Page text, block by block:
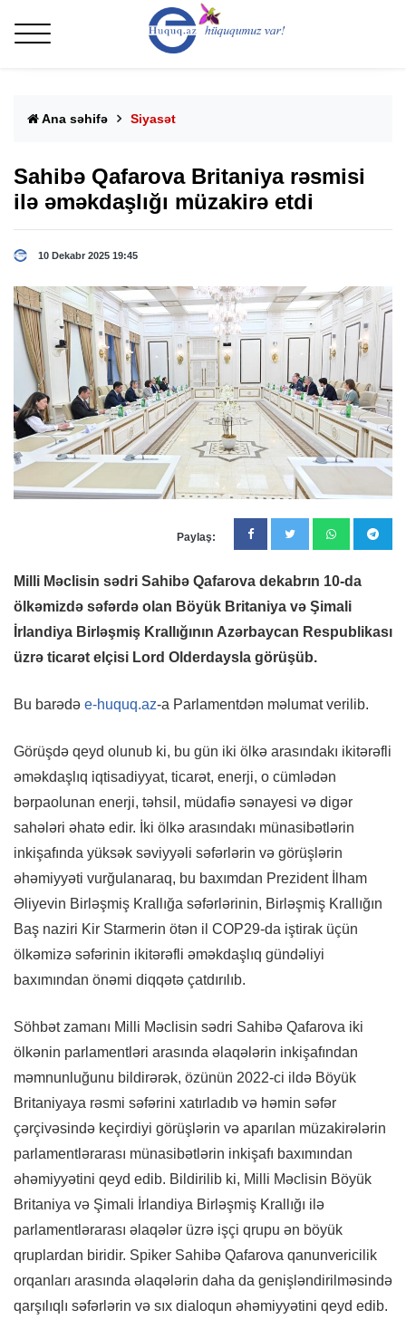
Ana səhifə Siyasət
Sahibə Qafarova Britaniya rəsmisi
ilə əməkdaşlığı müzakirə etdi
10 Dekabr 2025 19:45
Paylaş:
Milli Məclisin sədri Sahibə Qafarova dekabrın 10-da
ölkəmizdə səfərdə olan Böyük Britaniya və Şimali
İrlandiya Birləşmiş Krallığının Azərbaycan Respublikası
üzrə ticarət elçisi Lord Olderdaysla görüşüb.
Bu barədə e-huquq.az-a Parlamentdən məlumat verilib.
Görüşdə qeyd olunub ki, bu gün iki ölkə arasındakı ikitərəfli
əməkdaşlıq iqtisadiyyat, ticarət, enerji, o cümlədən
bərpaolunan enerji, təhsil, müdafiə sənayesi və digər
sahələri əhatə edir. İki ölkə arasındakı münasibətlərin
inkişafında yüksək səviyyəli səfərlərin və görüşlərin
əhəmiyyəti vurğulanaraq, bu baxımdan Prezident İlham
Əliyevin Birləşmiş Krallığa səfərlərinin, Birləşmiş Krallığın
Baş naziri Kir Starmerin ötən il COP29-da iştirak üçün
ölkəmizə səfərinin ikitərəfli əməkdaşlıq gündəliyi
baxımından önəmi diqqətə çatdırılıb.
Söhbət zamanı Milli Məclisin sədri Sahibə Qafarova iki
ölkənin parlamentləri arasında əlaqələrin inkişafından
məmnunluğunu bildirərək, özünün 2022-ci ildə Böyük
Britaniyaya rəsmi səfərini xatırladıb və həmin səfər
çərçivəsində keçirdiyi görüşlərin və aparılan müzakirələrin
parlamentlərarası münasibətlərin inkişafı baxımından
əhəmiyyətini qeyd edib. Bildirilib ki, Milli Məclisin Böyük
Britaniya və Şimali İrlandiya Birləşmiş Krallığı ilə
parlamentlərarası əlaqələr üzrə işçi qrupu ən böyük
qruplardan biridir. Spiker Sahibə Qafarova qanunvericilik
orqanları arasında əlaqələrin daha da genişləndirilməsində
qarşılıqlı səfərlərin və sıx dialoqun əhəmiyyətini qeyd edib.